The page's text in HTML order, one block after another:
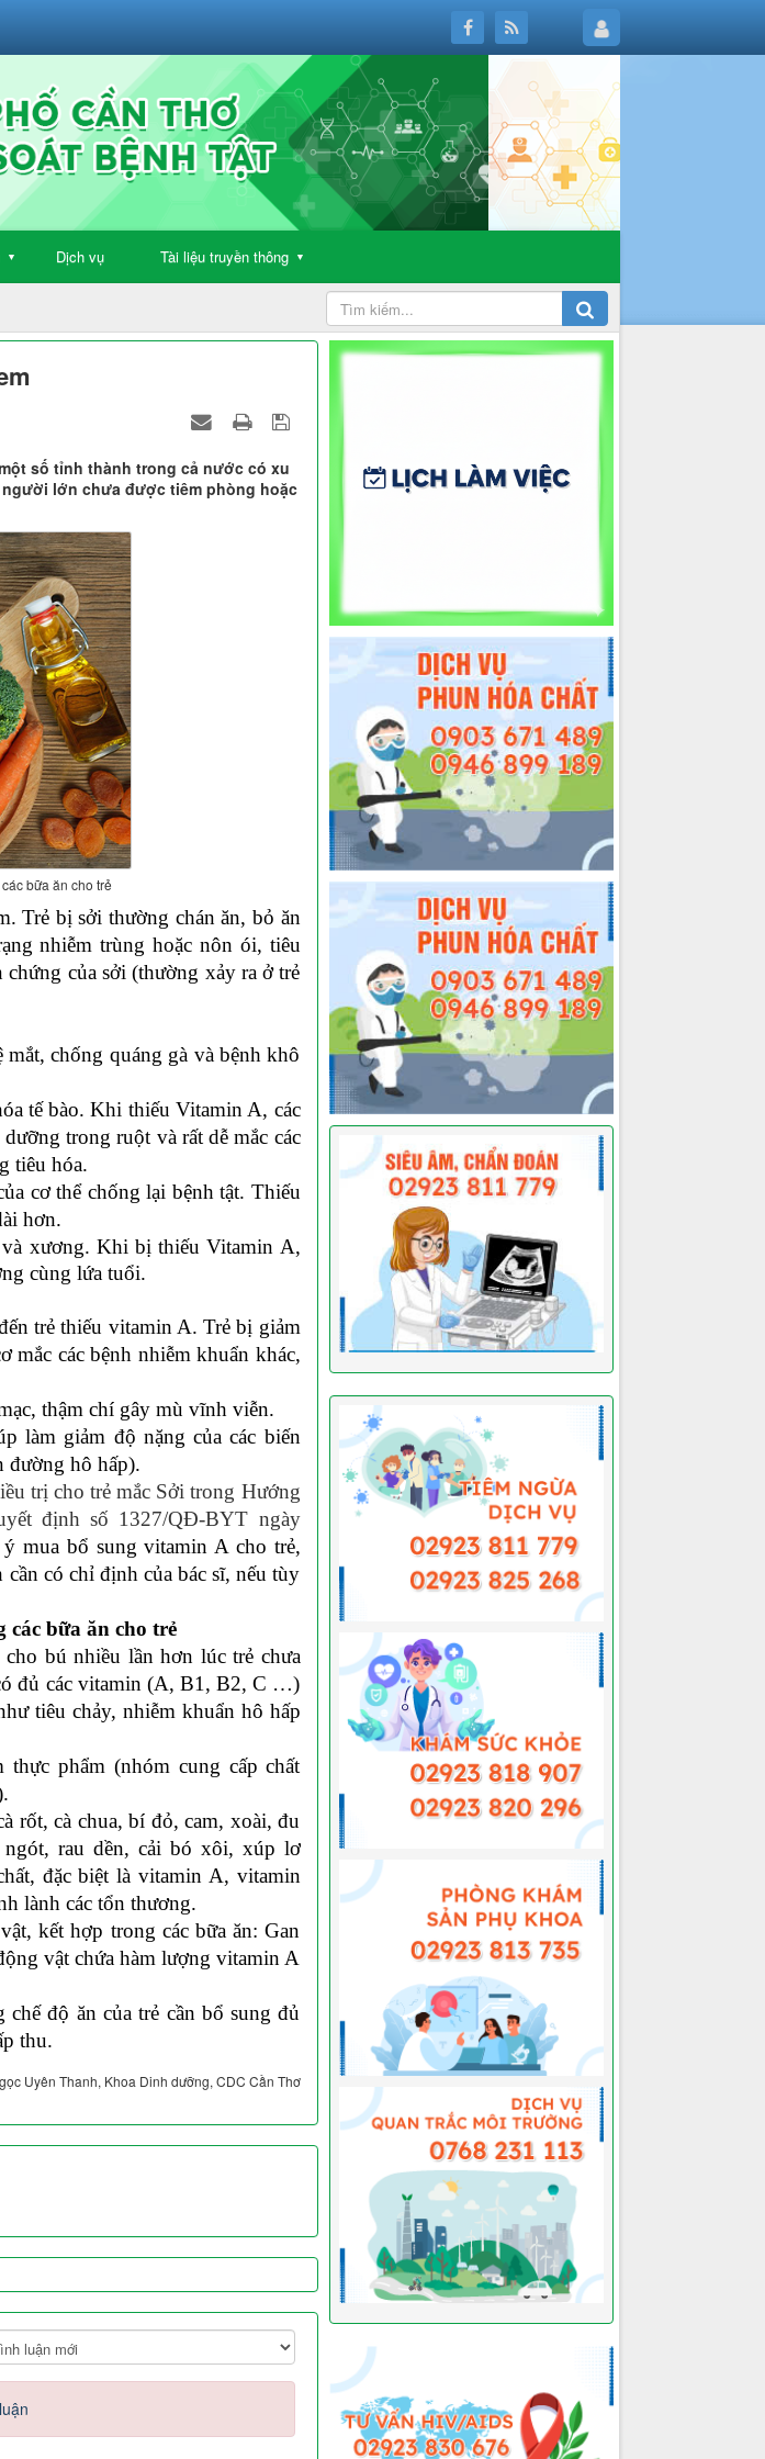
▼ Dịch vụ Tài liệu truyền thông ▼
số tỉnh thành trong cả nước có xu
lớn chưa được tiêm phòng hoặc
bữa ăn cho trẻ
Trẻ bị sởi thường chán ăn, bỏ ăn
nhiễm trùng hoặc nôn ói, tiêu
chứng của sởi (thường xảy ra ở trẻ
chống quáng gà và bệnh khô
tế bào.Khi thiếu Vitamin A, các
trong ruột và rất dễ mắc các
tiêu hóa.
cơ thể chống lại bệnh tật. Thiếu
hơn.
xương. Khi bị thiếu Vitamin A,
cùng lứa tuổi.
trẻ thiếu vitamin A. Trẻ bị giảm
mắc các bệnh nhiễm khuẩn khác,
thậm chí gây mù vĩnh viễn.
làm giảm độ nặng của các biến
đường hô hấp).
trị cho trẻ mắc Sởi trong Hướng
định số 1327/QĐ-BYT ngày
mua bổ sung vitamin A cho trẻ,
có chỉ định của bác sĩ, nếu tùy
bữa ăn cho trẻ
bú nhiều lần hơn lúc trẻ chưa
đủ các vitamin (A, B1, B2, C …)
tiêu chảy, nhiễm khuẩn hô hấp
phẩm (nhóm cung cấp chất
rốt, cà chua, bí đỏ, cam, xoài, đu
rau dền, cải bó xôi, xúp lơ
đặc biệt là vitamin A, vitamin
lành các tổn thương.
kết hợp trong các bữa ăn: Gan
vật chứa hàm lượng vitamin A
độ ăn của trẻ cần bổ sung đủ
thu.
Uyên Thanh, Khoa Dinh dưỡng, CDC Cần Thơ